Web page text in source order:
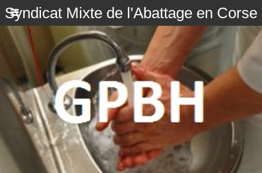
Syndicat Mixte de l'Abattage en Corse